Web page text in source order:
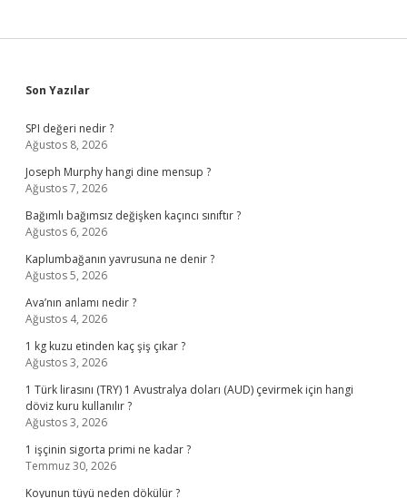
Sidebar
Son Yazılar
SPI değeri nedir ?
Ağustos 8, 2026
Joseph Murphy hangi dine mensup ?
Ağustos 7, 2026
Bağımlı bağımsız değişken kaçıncı sınıftır ?
Ağustos 6, 2026
Kaplumbağanın yavrusuna ne denir ?
Ağustos 5, 2026
Ava’nın anlamı nedir ?
Ağustos 4, 2026
1 kg kuzu etinden kaç şiş çıkar ?
Ağustos 3, 2026
1 Türk lirasını (TRY) 1 Avustralya doları (AUD) çevirmek için hangi
döviz kuru kullanılır ?
Ağustos 3, 2026
1 işçinin sigorta primi ne kadar ?
Temmuz 30, 2026
Koyunun tüyü neden dökülür ?